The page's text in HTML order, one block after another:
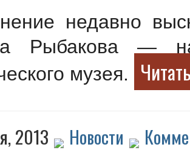
недавно
Рыбакова —
музея.
2013 Новости